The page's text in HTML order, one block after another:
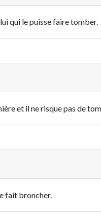
qui le puisse faire tomber.
et il ne risque pas de
fait broncher.